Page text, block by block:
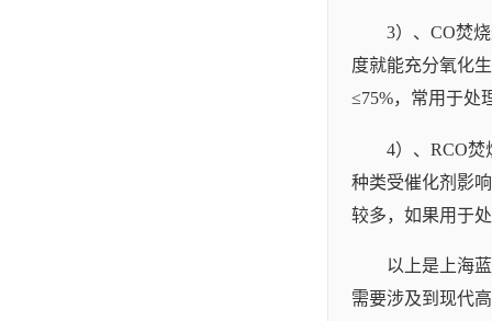
3）、CO焚
度就能充分氧化
≤75%，常用于处
4）、RCO
种类受催化剂影
较多，如果用于
以上是上海
需要涉及到现代